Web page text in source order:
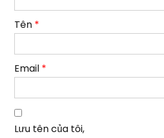
Tên *
Email *
Lưu tên của tôi,